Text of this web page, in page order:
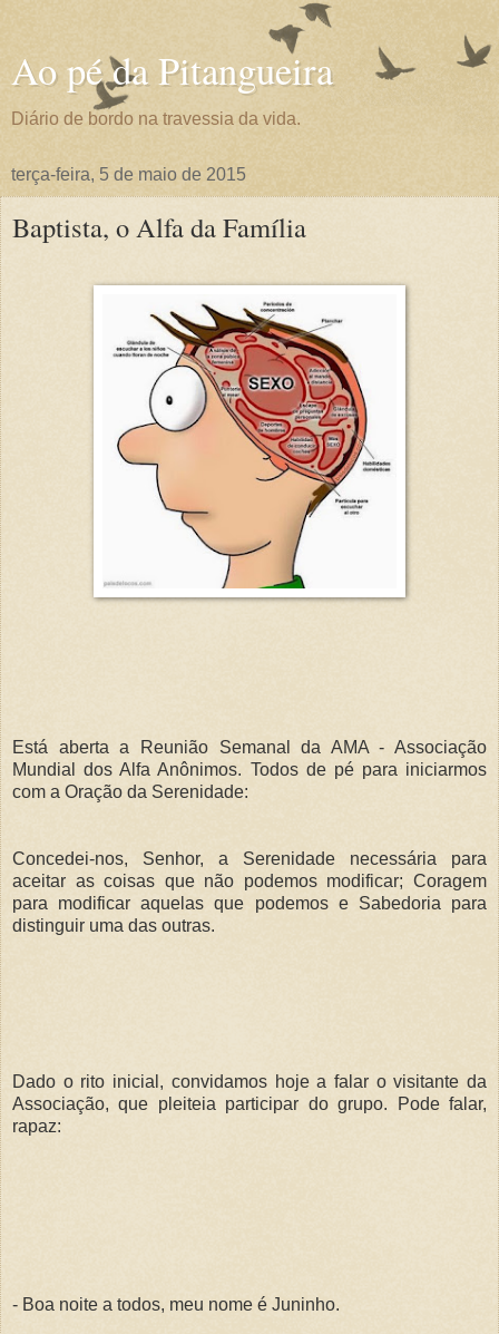
Ao pé da Pitangueira
Diário de bordo na travessia da vida.
terça-feira, 5 de maio de 2015
Baptista, o Alfa da Família
Está aberta a Reunião Semanal da AMA - Associação
Mundial dos Alfa Anônimos. Todos de pé para iniciarmos
com a Oração da Serenidade:
Concedei-nos, Senhor, a Serenidade necessária para
aceitar as coisas que não podemos modificar; Coragem
para modificar aquelas que podemos e Sabedoria para
distinguir uma das outras.
Dado o rito inicial, convidamos hoje a falar o visitante da
Associação, que pleiteia participar do grupo. Pode falar,
rapaz:
- Boa noite a todos, meu nome é Juninho.